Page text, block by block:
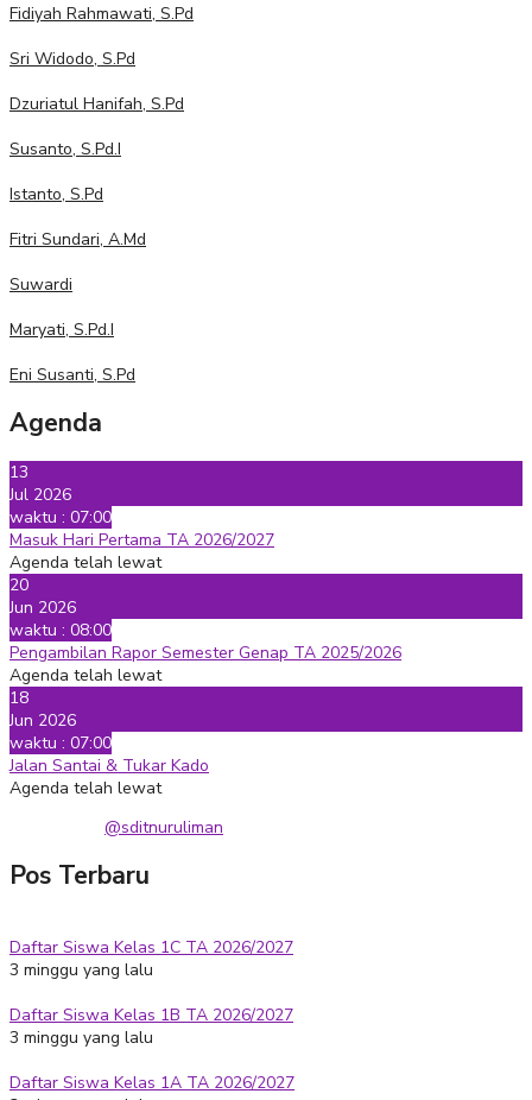
Fidiyah Rahmawati, S.Pd
Sri Widodo, S.Pd
Dzuriatul Hanifah, S.Pd
Susanto, S.Pd.I
Istanto, S.Pd
Fitri Sundari, A.Md
Suwardi
Maryati, S.Pd.I
Eni Susanti, S.Pd
Agenda
13
Jul 2026
waktu : 07:00
Masuk Hari Pertama TA 2026/2027
Agenda telah lewat
20
Jun 2026
waktu : 08:00
Pengambilan Rapor Semester Genap TA 2025/2026
Agenda telah lewat
18
Jun 2026
waktu : 07:00
Jalan Santai & Tukar Kado
Agenda telah lewat
@sditnuruliman
Pos Terbaru
Daftar Siswa Kelas 1C TA 2026/2027
3 minggu yang lalu
Daftar Siswa Kelas 1B TA 2026/2027
3 minggu yang lalu
Daftar Siswa Kelas 1A TA 2026/2027